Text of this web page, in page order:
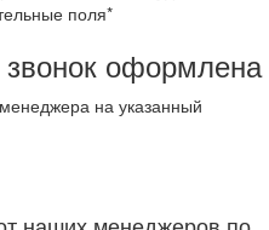
поля*
оформлена
на указанный